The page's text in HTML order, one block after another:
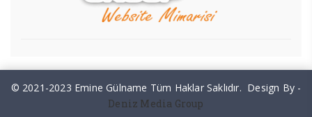
© 2021-2023 Emine Gülname Tüm Haklar Saklıdır. Design By -
Deniz Media Group